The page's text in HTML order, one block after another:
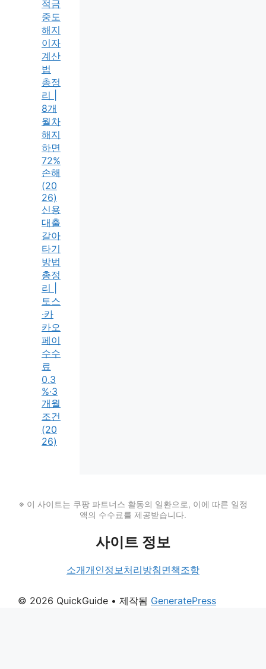
적금
중도
해지
이자
계산
법
총정
리 |
8개
월차
해지
하면
72%
손해
(20
26)
신용
대출
갈아
타기
방법
총정
리 |
토스
·카
카오
페이
수수
료
0.3
%·3
개월
조건
(20
26)
※ 이 사이트는 쿠팡 파트너스 활동의 일환으로, 이에 따른 일정
액의 수수료를 제공받습니다.
사이트 정보
소개개인정보처리방침 면책조항
© 2026 QuickGuide • 제작됨 GeneratePress